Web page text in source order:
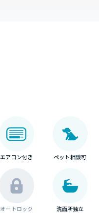
エアコン付き ペット相談可
オートロック 洗面所独立